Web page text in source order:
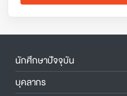
นักศึกษาปัจจุบัน
บุคลากร